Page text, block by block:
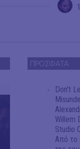
ΠΡΟΣΦΑΤΑ
Don't
Willem
Studio
Από το